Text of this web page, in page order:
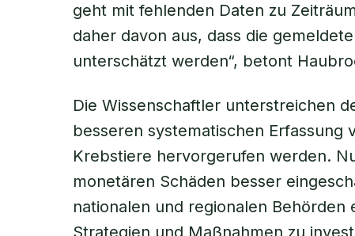
geht mit fehlenden Daten zu
daher davon aus, dass die
unterschätzt werden“, betont
Die Wissenschaftler unterstreichen
besseren systematischen Erfassung
Krebstiere hervorgerufen werden.
monetären Schäden besser
nationalen und regionalen Behörden
Strategien und Maßnahmen zu